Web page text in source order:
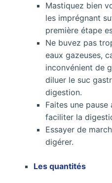
Mastiquez bien
les imprégnant
première étape
Ne buvez pas
eaux gazeuses,
inconvénient de
diluer le suc
digestion.
Faites une
faciliter la
Essayer de
digérer.
Les quantités